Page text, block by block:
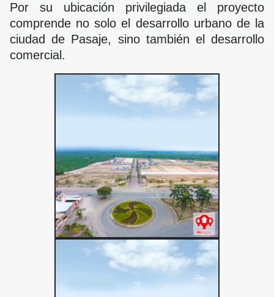
Por su ubicación privilegiada el proyecto
comprende no solo el desarrollo urbano de la
ciudad de Pasaje, sino también el desarrollo
comercial.